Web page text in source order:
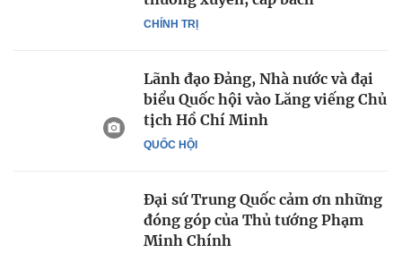
CHÍNH TRỊ
QUỐC HỘI
Lãnh đạo Đảng, Nhà nước và đại
biểu Quốc hội vào Lăng viếng Chủ
tịch Hồ Chí Minh
Đại sứ Trung Quốc cảm ơn những
đóng góp của Thủ tướng Phạm
Minh Chính